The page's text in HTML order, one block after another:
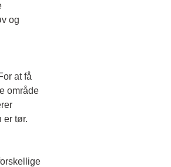
og
at få
område
er tør.